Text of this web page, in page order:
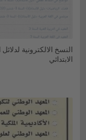
النسخ الالكترونية
الابتدائي